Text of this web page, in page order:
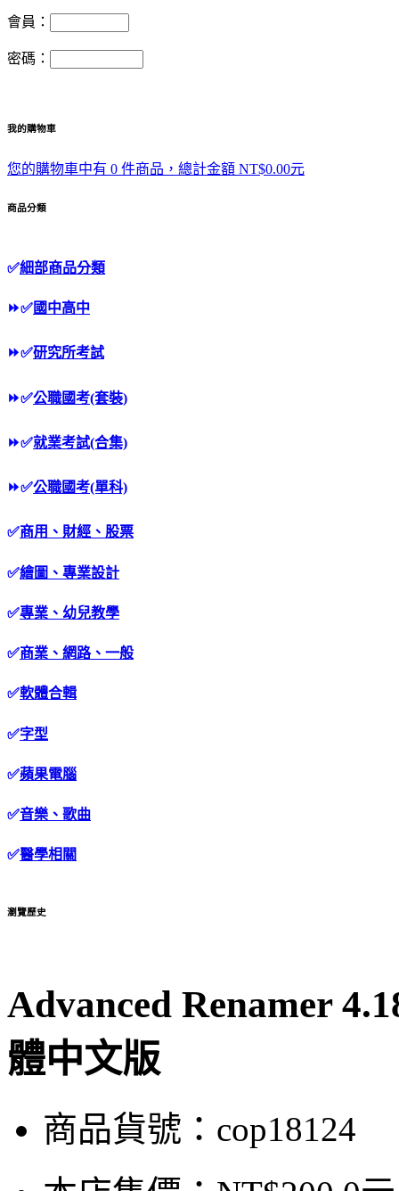
會員：
密碼：
我的購物車
您的購物車中有 0 件商品，總計金額 NT$0.00元
商品分類
✅細部商品分類
⏩✅國中高中
⏩✅研究所考試
⏩✅公職國考(套裝)
⏩✅就業考試(合集)
⏩✅公職國考(單科)
✅商用、財經、股票
✅繪圖、專業設計
✅專業、幼兒教學
✅商業、網路、一般
✅軟體合輯
✅字型
✅蘋果電腦
✅音樂、歌曲
✅醫學相關
瀏覽歷史
Advanced Renamer
體中文版
商品貨號：cop18124